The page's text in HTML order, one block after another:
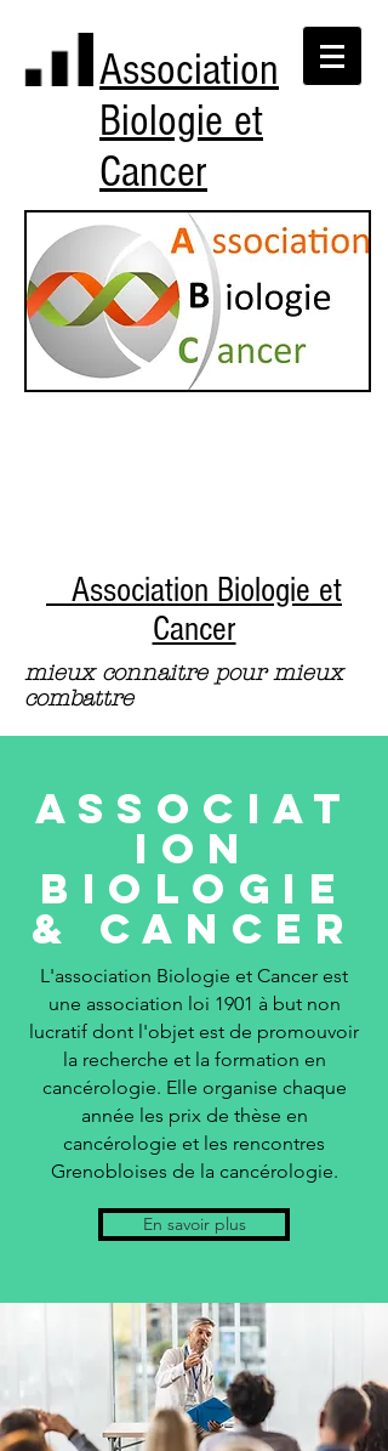
Association
Biologie et
Cancer
Association Biologie et
Cancer
mieux connaitre pour mieux
combattre
Associat
ion
BioloGIE
& Cancer
L'association Biologie et Cancer est
une association loi 1901 à but non
lucratif dont l'objet est de promouvoir
la recherche et la formation en
cancérologie. Elle organise chaque
année les prix de thèse en
cancérologie et les rencontres
Grenobloises de la cancérologie.
En savoir plus